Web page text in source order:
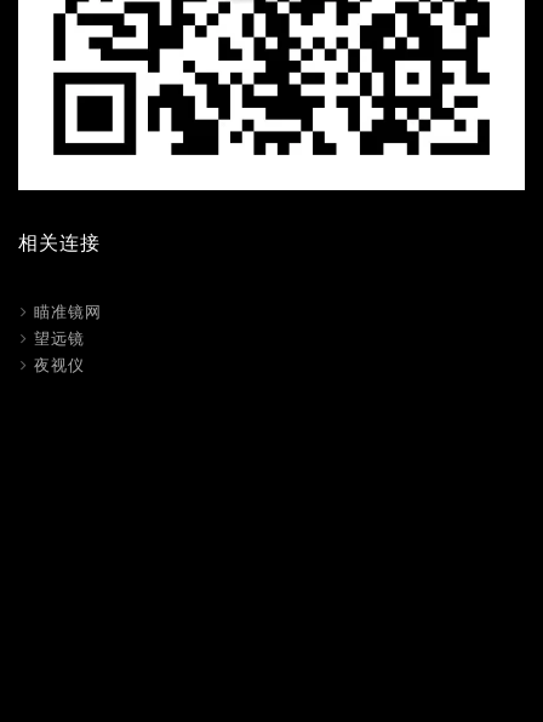
相关连接
瞄准镜网
望远镜
夜视仪